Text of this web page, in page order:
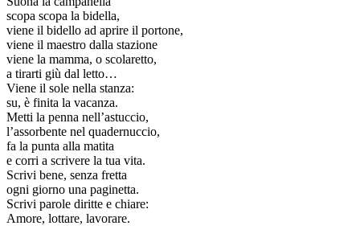
scopa scopa la bidella,
viene il bidello ad aprire il portone,
viene il maestro dalla stazione
viene la mamma, o scolaretto,
a tirarti giù dal letto…
Viene il sole nella stanza:
su, è finita la vacanza.
Metti la penna nell’astuccio,
l’assorbente nel quadernuccio,
fa la punta alla matita
e corri a scrivere la tua vita.
Scrivi bene, senza fretta
ogni giorno una paginetta.
Scrivi parole diritte e chiare:
Amore, lottare, lavorare.